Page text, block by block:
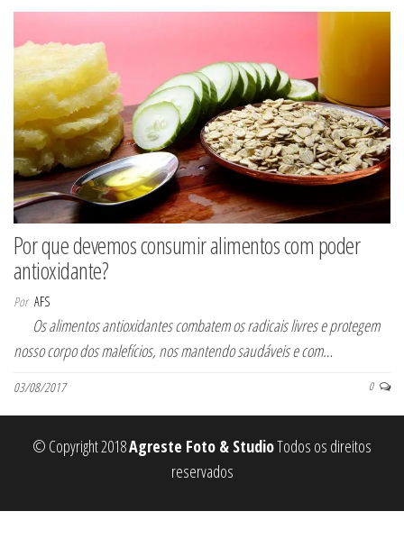
Por que devemos consumir alimentos com poder
antioxidante?
Por AFS
Os alimentos antioxidantes combatem os radicais livres e protegem
nosso corpo dos malefícios, nos mantendo saudáveis e com…
03/08/2017 0
© Copyright 2018Agreste Foto & StudioTodos os direitos
reservados